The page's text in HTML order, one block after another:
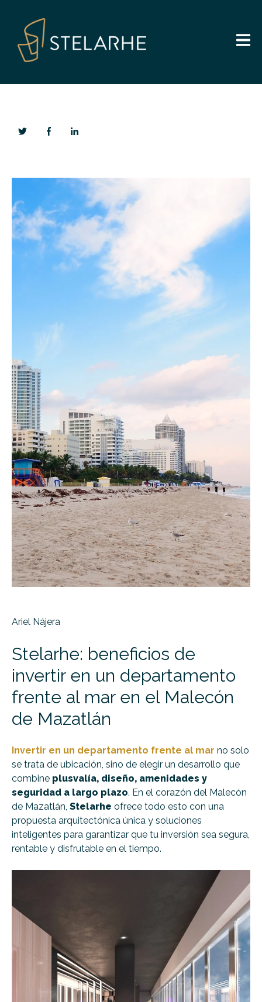
Ariel Nájera
Stelarhe: beneficios de
invertir en un departamento
frente al mar en el Malecón
de Mazatlán
Invertir en un departamento frente al mar no solo
se trata de ubicación, sino de elegir un desarrollo que
combine plusvalía, diseño, amenidades y
seguridad a largo plazo. En el corazón del Malecón
de Mazatlán, Stelarhe ofrece todo esto con una
propuesta arquitectónica única y soluciones
inteligentes para garantizar que tu inversión sea segura,
rentable y disfrutable en el tiempo.